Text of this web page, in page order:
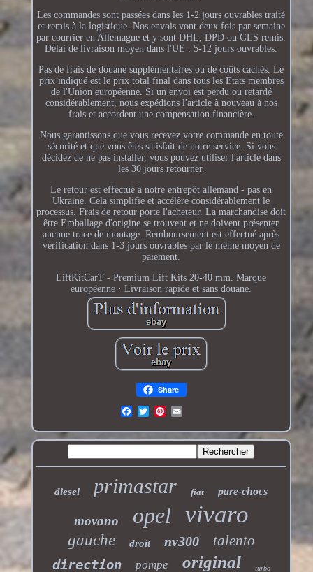
Les commandes sont passées dans les 1-2 jours ouvrables traité
et remis à la logistique. Nos envois vont deux fois par semaine
par courrier en Allemagne et y sont DHL, DPD ou GLS remis.
Délai de livraison moyen dans l'UE : 5-12 jours ouvrables.
Pas de frais de douane supplémentaires ou de coûts cachés. Le
prix indiqué est le prix total final dans tous les États membres
de l'Union européenne. Si un envoi est perdu ou retardé
considérablement, nous expédions l'article à nouveau à nos
frais et accordent une compensation financière.
Nous garantissons que vous recevez votre commande en toute
sécurité et que vous êtes satisfait de notre service. Si vous
décidez de ne pas installer, vous pouvez utiliser l'article dans
les 30 jours retourner.
Le retour est effectué à notre entrepôt allemand - pas en
Ukraine. Cela simplifie et accélère considérablement le
processus. Frais de retour porte l'acheteur. La marchandise doit
être Emballage d'origine se trouvent et ne doivent présenter
aucune trace de montage. Remboursement est effectué après
vérification dans 1-3 jours ouvrables par le même moyen de
paiement.
LiftKitCarT - Premium Lift Kits 20-40 mm. Marque
européenne · Livraison rapide et sans douane.
Share
diesel primastar fiat pare-chocs
movano opel vivaro
gauche droit nv300 talento
direction pompe original turbo